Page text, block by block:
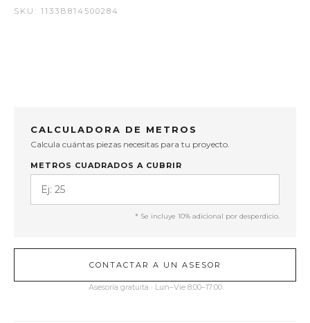
SKU: 1133B814500284
CALCULADORA DE METROS
Calcula cuántas piezas necesitas para tu proyecto.
METROS CUADRADOS A CUBRIR
* Se incluye 10% adicional por desperdicio.
CONTACTAR A UN ASESOR
Asesoría gratuita · Lun–Vie 8:00–17:00